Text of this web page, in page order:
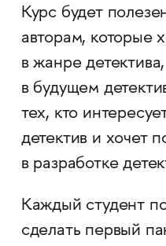
Курс будет
авторам, которые
в жанре
в будущем
тех, кто
детектив и хочет
в разработке
Каждый студент
сделать первый